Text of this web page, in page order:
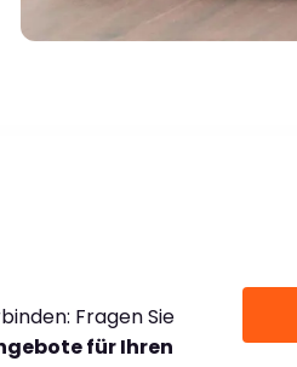
Fragen Sie
für Ihren